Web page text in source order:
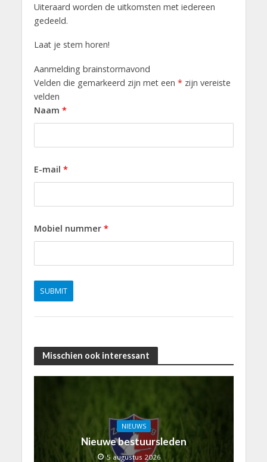
Uiteraard worden de uitkomsten met iedereen
gedeeld.
Laat je stem horen!
Aanmelding brainstormavond
Velden die gemarkeerd zijn met een *zijn vereiste
velden
Naam *
E-mail *
Mobiel nummer *
Misschien ook interessant
NIEUWS
Nieuwe bestuursleden
5 augustus 2026